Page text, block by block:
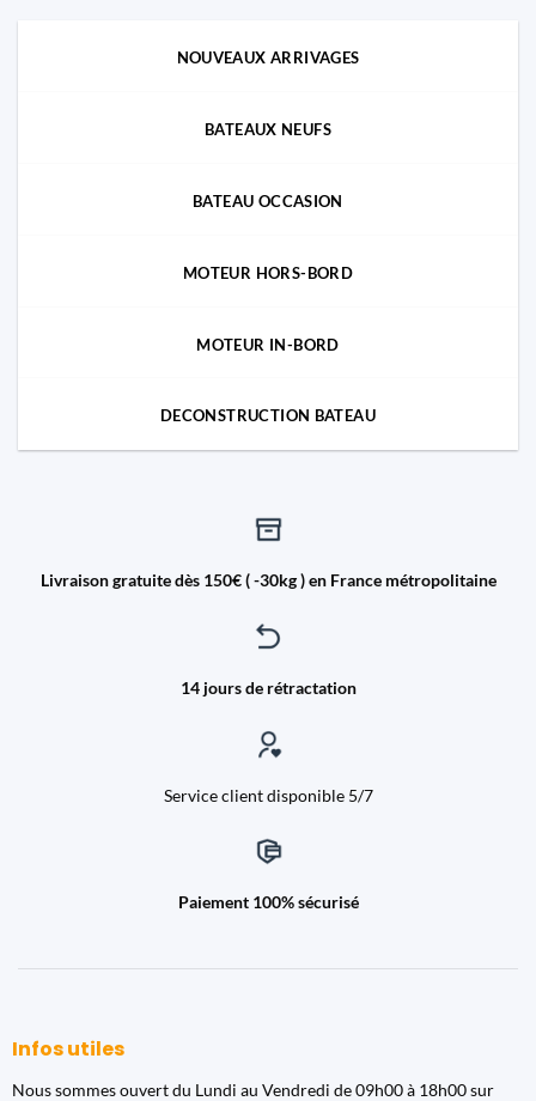
NOUVEAUX ARRIVAGES
BATEAUX NEUFS
BATEAU OCCASION
MOTEUR HORS-BORD
MOTEUR IN-BORD
DECONSTRUCTION BATEAU
Livraison gratuite dès 150€ ( -30kg ) en France métropolitaine
14 jours de rétractation
Service client disponible 5/7
Paiement 100% sécurisé
Infos utiles
Nous sommes ouvert du Lundi au Vendredi de 09h00 à 18h00 sur